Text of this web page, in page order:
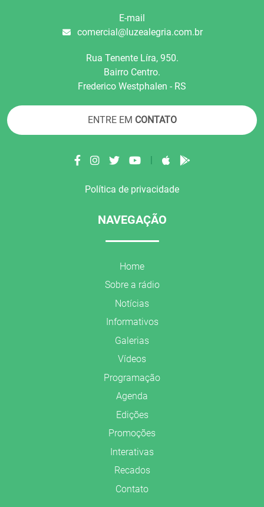
E-mail
comercial@luzealegria.com.br
Rua Tenente Líra, 950.
Bairro Centro.
Frederico Westphalen - RS
ENTRE EM CONTATO
|
Política de privacidade
NAVEGAÇÃO
Home
Sobre a rádio
Notícias
Informativos
Galerias
Vídeos
Programação
Agenda
Edições
Promoções
Interativas
Recados
Contato